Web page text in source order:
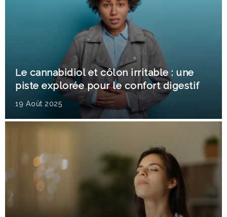
Le cannabidiol et côlon irritable : une
piste explorée pour le confort digestif
19 Août 2025